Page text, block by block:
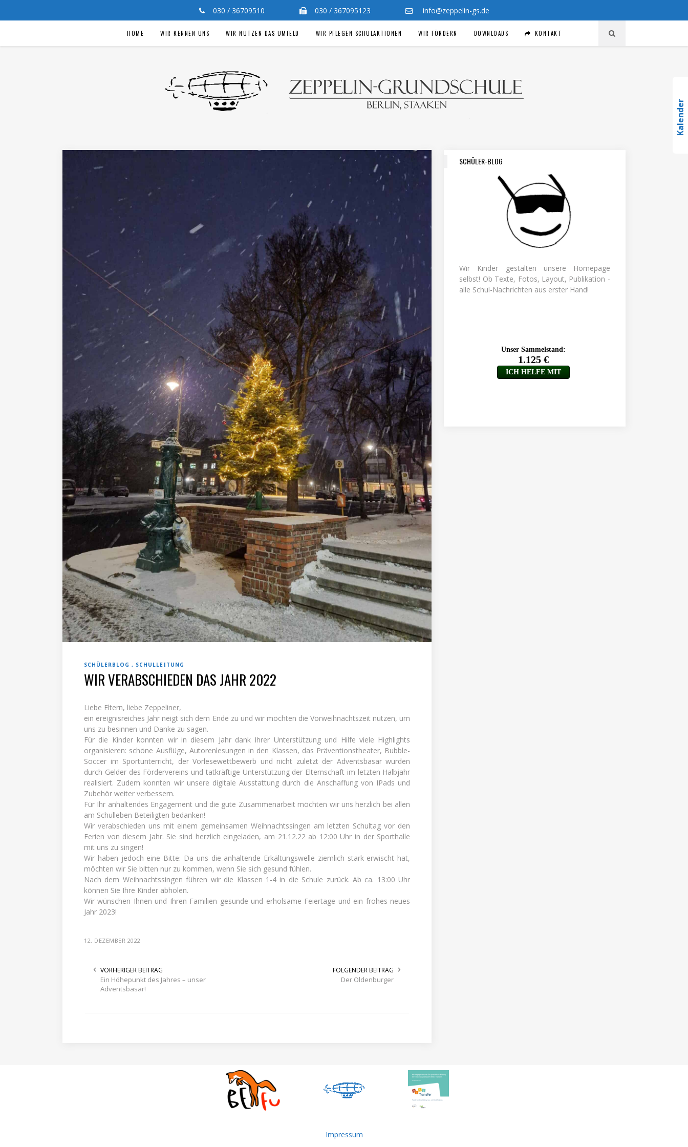
030 / 36709510 030 / 367095123 info@zeppelin-gs.de
HOME WIR KENNEN UNS WIR NUTZEN DAS UMFELD WIR PFLEGEN SCHULAKTIONEN WIR FÖRDERN DOWNLOADS KONTAKT
SCHÜLERBLOG SCHULLEITUNG
WIR VERABSCHIEDEN DAS JAHR 2022
Liebe Eltern, liebe Zeppeliner,
ein ereignisreiches Jahr neigt sich dem Ende zu und wir möchten die Vorweihnachtszeit nutzen, um
uns zu besinnen und Danke zu sagen.
Für die Kinder konnten wir in diesem Jahr dank Ihrer Unterstützung und Hilfe viele Highlights
organisieren: schöne Ausflüge, Autorenlesungen in den Klassen, das Präventionstheater, Bubble-
Soccer im Sportunterricht, der Vorlesewettbewerb und nicht zuletzt der Adventsbasar wurden
durch Gelder des Fördervereins und tatkräftige Unterstützung der Elternschaft im letzten Halbjahr
realisiert. Zudem konnten wir unsere digitale Ausstattung durch die Anschaffung von IPads und
Zubehör weiter verbessern.
Für Ihr anhaltendes Engagement und die gute Zusammenarbeit möchten wir uns herzlich bei allen
am Schulleben Beteiligten bedanken!
Wir verabschieden uns mit einem gemeinsamen Weihnachtssingen am letzten Schultag vor den
Ferien von diesem Jahr. Sie sind herzlich eingeladen, am 21.12.22 ab 12:00 Uhr in der Sporthalle
mit uns zu singen!
Wir haben jedoch eine Bitte: Da uns die anhaltende Erkältungswelle ziemlich stark erwischt hat,
möchten wir Sie bitten nur zu kommen, wenn Sie sich gesund fühlen.
Nach dem Weihnachtssingen führen wir die Klassen 1-4 in die Schule zurück. Ab ca. 13:00 Uhr
können Sie Ihre Kinder abholen.
Wir wünschen Ihnen und Ihren Familien gesunde und erholsame Feiertage und ein frohes neues
Jahr 2023!
12. DEZEMBER 2022
VORHERIGER BEITRAG
Ein Höhepunkt des Jahres – unser
Adventsbasar!
FOLGENDER BEITRAG
Der Oldenburger
SCHÜLER-BLOG
Wir Kinder gestalten unsere Homepage
selbst! Ob Texte, Fotos, Layout, Publikation -
alle Schul-Nachrichten aus erster Hand!
Impressum
Kalender